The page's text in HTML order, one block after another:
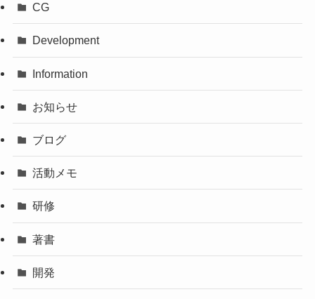
CG
Development
Information
お知らせ
ブログ
活動メモ
研修
著書
開発